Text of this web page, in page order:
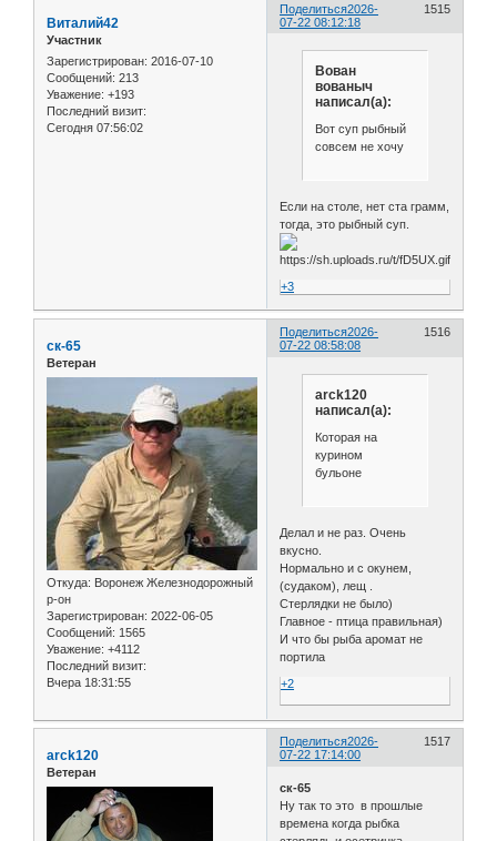
Поделиться 1515
2026-
07-22 08:12:18
Виталий42
Участник
Зарегистрирован: 2016-07-10
Сообщений: 213
Уважение: +193
Последний визит:
Сегодня 07:56:02
Вован
вованыч
написал(а):
Вот суп рыбный
совсем не хочу
Если на столе, нет ста грамм,
тогда, это рыбный суп.
+3
Поделиться 1516
2026-
07-22 08:58:08
ск-65
Ветеран
Откуда: Воронеж Железнодорожный
р-он
Зарегистрирован: 2022-06-05
Сообщений: 1565
Уважение: +4112
Последний визит:
Вчера 18:31:55
arck120
написал(а):
Которая на
курином
бульоне
Делал и не раз. Очень
вкусно.
Нормально и с окунем,
(судаком), лещ .
Стерлядки не было)
Главное - птица правильная)
И что бы рыба аромат не
портила
+2
Поделиться 1517
2026-
07-22 17:14:00
arck120
Ветеран
ск-65
Ну так то это в прошлые
времена когда рыбка